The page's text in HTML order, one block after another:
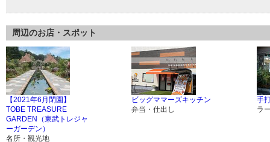
周辺のお店・スポット
【2021年6月閉園】
TOBE TREASURE
GARDEN（東武トレジャ
ーガーデン）
名所・観光地
ビッグママーズキッチン
弁当・仕出し
手
ラ